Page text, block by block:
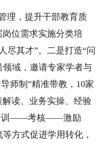
理，提升干部教育质
位需求实施分类培
尽其才”。二是打造“问
域，邀请专家学者与
师制”精准带教，10家
读、业务实操、经验
培训——考核——激励
方式促进学用转化，